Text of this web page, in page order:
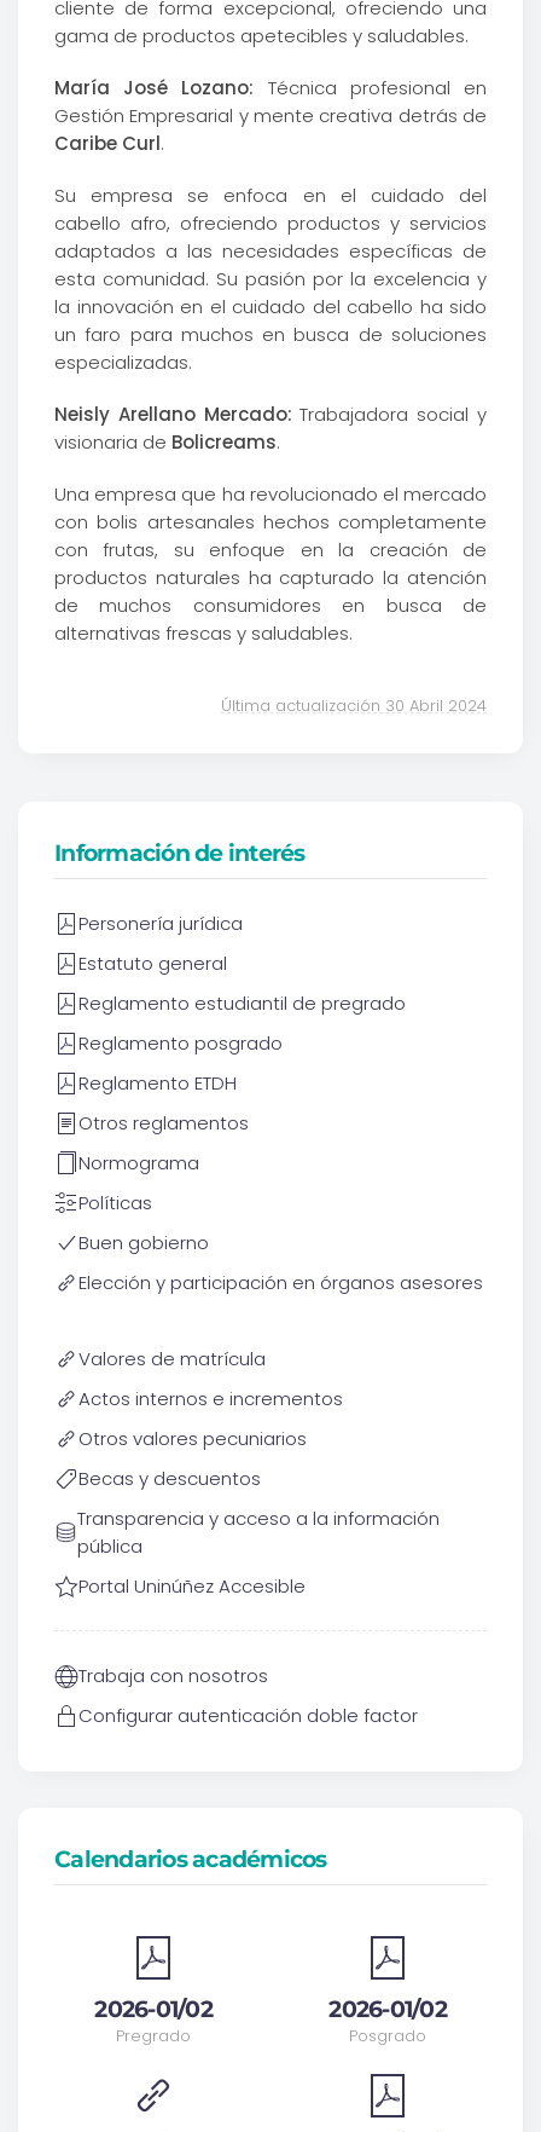
cliente de forma excepcional, ofreciendo una
gama de productos apetecibles y saludables.
María José Lozano: Técnica profesional en
Gestión Empresarial y mente creativa detrás de
Caribe Curl.
Su empresa se enfoca en el cuidado del
cabello afro, ofreciendo productos y servicios
adaptados a las necesidades específicas de
esta comunidad. Su pasión por la excelencia y
la innovación en el cuidado del cabello ha sido
un faro para muchos en busca de soluciones
especializadas.
Neisly Arellano Mercado: Trabajadora social y
visionaria de Bolicreams.
Una empresa que ha revolucionado el mercado
con bolis artesanales hechos completamente
con frutas, su enfoque en la creación de
productos naturales ha capturado la atención
de muchos consumidores en busca de
alternativas frescas y saludables.
Última actualización 30 Abril 2024
Información de interés
Personería jurídica
Estatuto general
Reglamento estudiantil de pregrado
Reglamento posgrado
Reglamento ETDH
Otros reglamentos
Normograma
Políticas
Buen gobierno
Elección y participación en órganos asesores
Valores de matrícula
Actos internos e incrementos
Otros valores pecuniarios
Becas y descuentos
Transparencia y acceso a la información
pública
Portal Uninúñez Accesible
Trabaja con nosotros
Configurar autenticación doble factor
Calendarios académicos
2026-01/02
Pregrado
2026-01/02
Posgrado